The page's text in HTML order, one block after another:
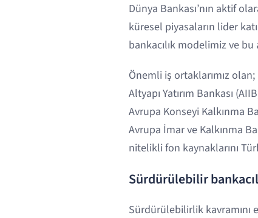
Dünya Bankası’nın aktif
küresel piyasaların lider
bankacılık modelimiz ve bu
Önemli iş ortaklarımız olan;
Altyapı Yatırım Bankası
Avrupa Konseyi Kalkınma
Avrupa İmar ve Kalkınma
nitelikli fon kaynaklarını
Sürdürülebilir
Sürdürülebilirlik kavramını